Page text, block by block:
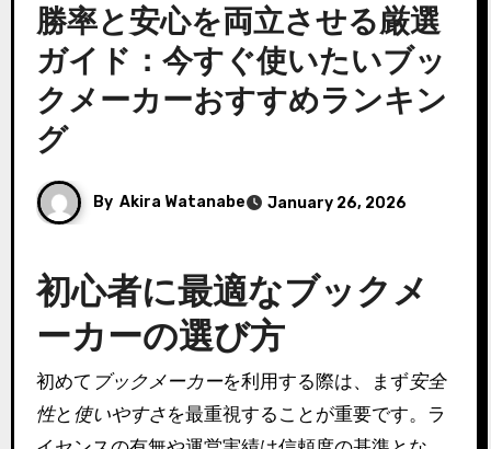
勝率と安心を両立させる厳選
ガイド：今すぐ使いたいブッ
クメーカーおすすめランキン
グ
By Akira Watanabe January 26, 2026
初心者に最適なブックメ
ーカーの選び方
初めて ブックメーカーを利用する際は、まず安全
性と 使いやすさを最重視することが重要です。ラ